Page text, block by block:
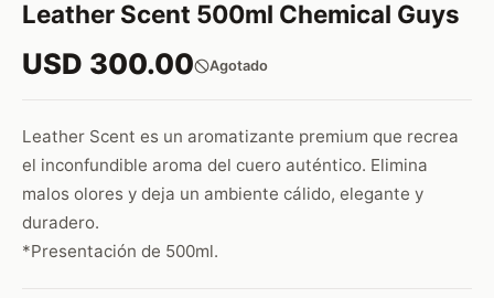
Leather Scent 500ml Chemical Guys
USD 300.00 Agotado
Leather Scent es un aromatizante premium que recrea
el inconfundible aroma del cuero auténtico. Elimina
malos olores y deja un ambiente cálido, elegante y
duradero.
*Presentación de 500ml.